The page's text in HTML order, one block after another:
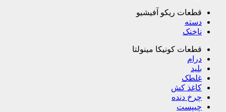
قطعات ریکو آفیشیو
دسته
ناخنک
قطعات کونیکا مینولتا
درام
بلید
غلطک
کاغذ کش
چرخ دنده
چیپست